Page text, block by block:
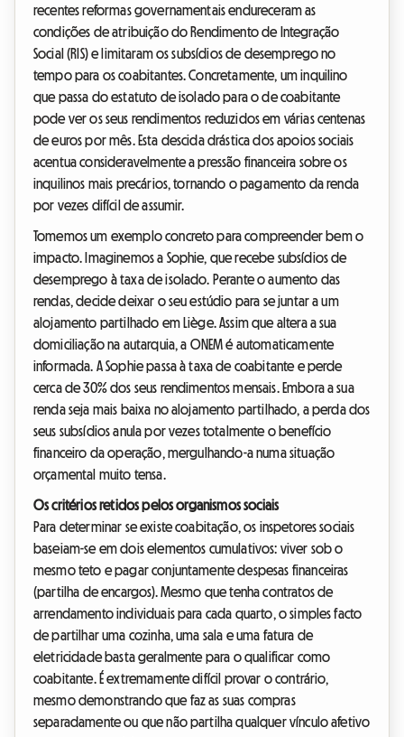
recentes reformas governamentais endureceram as
condições de atribuição do Rendimento de Integração
Social (RIS) e limitaram os subsídios de desemprego no
tempo para os coabitantes. Concretamente, um inquilino
que passa do estatuto de isolado para o de coabitante
pode ver os seus rendimentos reduzidos em várias centenas
de euros por mês. Esta descida drástica dos apoios sociais
acentua consideravelmente a pressão financeira sobre os
inquilinos mais precários, tornando o pagamento da renda
por vezes difícil de assumir.
Tomemos um exemplo concreto para compreender bem o
impacto. Imaginemos a Sophie, que recebe subsídios de
desemprego à taxa de isolado. Perante o aumento das
rendas, decide deixar o seu estúdio para se juntar a um
alojamento partilhado em Liège. Assim que altera a sua
domiciliação na autarquia, a ONEM é automaticamente
informada. A Sophie passa à taxa de coabitante e perde
cerca de 30% dos seus rendimentos mensais. Embora a sua
renda seja mais baixa no alojamento partilhado, a perda dos
seus subsídios anula por vezes totalmente o benefício
financeiro da operação, mergulhando-a numa situação
orçamental muito tensa.
Os critérios retidos pelos organismos sociais
Para determinar se existe coabitação, os inspetores sociais
baseiam-se em dois elementos cumulativos: viver sob o
mesmo teto e pagar conjuntamente despesas financeiras
(partilha de encargos). Mesmo que tenha contratos de
arrendamento individuais para cada quarto, o simples facto
de partilhar uma cozinha, uma sala e uma fatura de
eletricidade basta geralmente para o qualificar como
coabitante. É extremamente difícil provar o contrário,
mesmo demonstrando que faz as suas compras
separadamente ou que não partilha qualquer vínculo afetivo